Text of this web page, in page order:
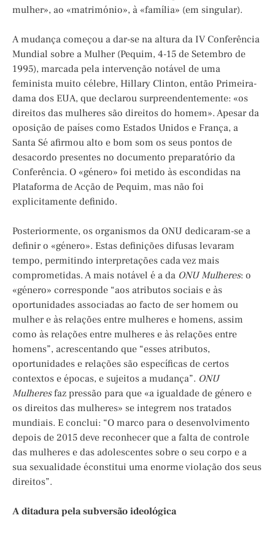
mulher», ao «matrimónio», à «família» (em singular).
A mudança começou a dar-se na altura da IV Conferência
Mundial sobre a Mulher (Pequim, 4-15 de Setembro de
1995), marcada pela intervenção notável de uma
feminista muito célebre, Hillary Clinton, então Primeira-
dama dos EUA, que declarou surpreendentemente: «os
direitos das mulheres são direitos do homem». Apesar da
oposição de países como Estados Unidos e França, a
Santa Sé afirmou alto e bom som os seus pontos de
desacordo presentes no documento preparatório da
Conferência. O «género» foi metido às escondidas na
Plataforma de Acção de Pequim, mas não foi
explicitamente definido.
Posteriormente, os organismos da ONU dedicaram-se a
definir o «género». Estas definições difusas levaram
tempo, permitindo interpretações cada vez mais
comprometidas. A mais notável é a da ONU Mulheres: o
«género» corresponde “aos atributos sociais e às
oportunidades associadas ao facto de ser homem ou
mulher e às relações entre mulheres e homens, assim
como às relações entre mulheres e às relações entre
homens”, acrescentando que “esses atributos,
oportunidades e relações são específicas de certos
contextos e épocas, e sujeitos a mudança”. ONU
Mulheresfaz pressão para que «a igualdade de género e
os direitos das mulheres» se integrem nos tratados
mundiais. E conclui: “O marco para o desenvolvimento
depois de 2015 deve reconhecer que a falta de controle
das mulheres e das adolescentes sobre o seu corpo e a
sua sexualidade éconstitui uma enorme violação dos seus
direitos”.
A ditadura pela subversão ideológica